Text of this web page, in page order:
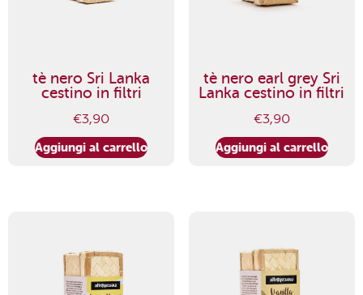
tè nero Sri Lanka
cestino in filtri
€3,90
Aggiungi al carrello
tè nero earl grey Sri
Lanka cestino in filtri
€3,90
Aggiungi al carrello